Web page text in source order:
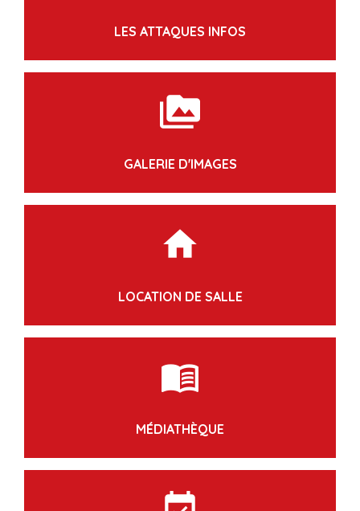
LES ATTAQUES INFOS
perm_media
GALERIE D'IMAGES
home
LOCATION DE SALLE
menu_book
MÉDIATHÈQUE